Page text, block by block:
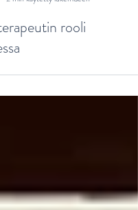
2 min käytetty lukemiseen
rooli